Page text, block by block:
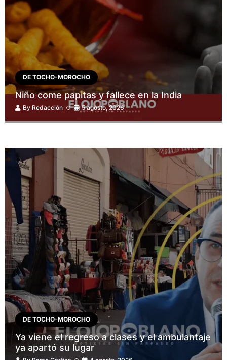
DE TOCHO-MOROCHO
Niño come papitas y fallece en la India
By Redacción 5 agosto, 2026
DE TOCHO-MOROCHO
Ya viene el regreso a clases y el ambulantaje
ya apartó su lugar